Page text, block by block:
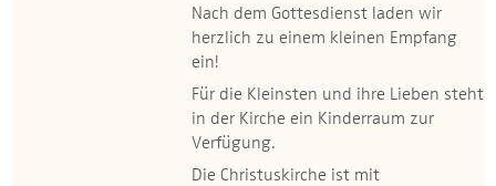
Nach dem Gottesdienst laden wir
herzlich zu einem kleinen Empfang
ein!
Für die Kleinsten und ihre Lieben steht
in der Kirche ein Kinderraum zur
Verfügung.​​​
Die Christuskirche ist mit